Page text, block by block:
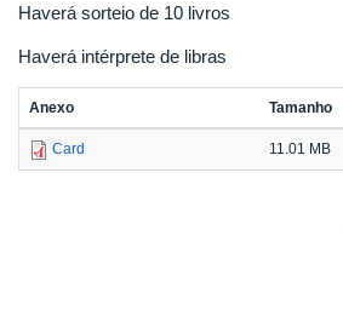
Haverá sorteio de 10 livros
Haverá intérprete de libras
Anexo Tamanho
Card 11.01 MB